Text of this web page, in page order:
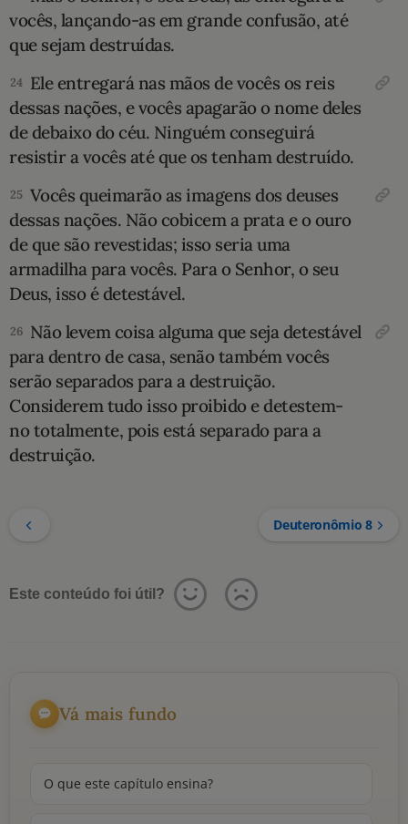
vocês, lançando-as em grande confusão, até
que sejam destruídas.
24 Ele entregará nas mãos de vocês os reis
dessas nações, e vocês apagarão o nome deles
de debaixo do céu. Ninguém conseguirá
resistir a vocês até que os tenham destruído.
25 Vocês queimarão as imagens dos deuses
dessas nações. Não cobicem a prata e o ouro
de que são revestidas; isso seria uma
armadilha para vocês. Para o Senhor, o seu
Deus, isso é detestável.
26 Não levem coisa alguma que seja detestável
para dentro de casa, senão também vocês
serão separados para a destruição.
Considerem tudo isso proibido e detestem-
no totalmente, pois está separado para a
destruição.
Deuteronômio 8
Este conteúdo foi útil?
Vá mais fundo
O que este capítulo ensina?